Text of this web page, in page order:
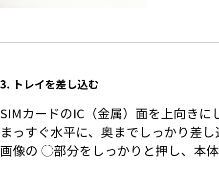
3. トレイを差し込む
SIMカードのIC（金属）面を上向き
まっすぐ水平に、奥までしっかり差
画像の ◯部分をしっかりと押し、本